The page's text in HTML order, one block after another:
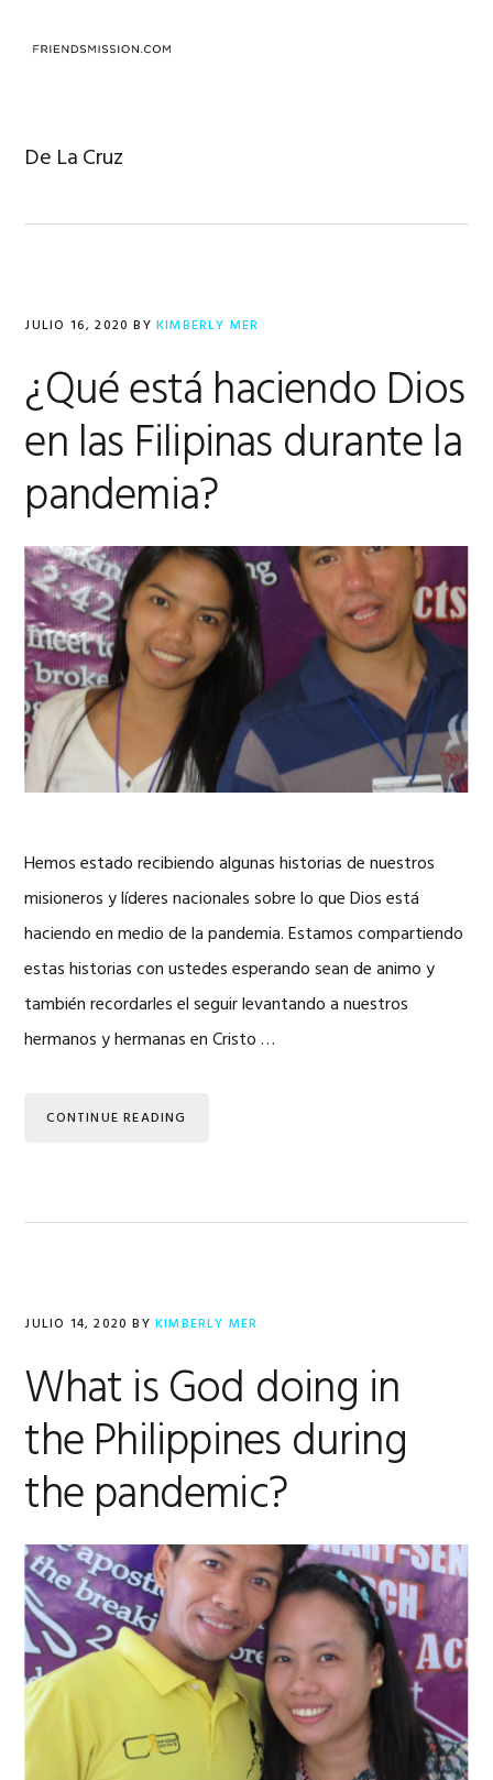
De La Cruz
JULIO 16, 2020 BYKIMBERLY MER
¿Qué está haciendo Dios
en las Filipinas durante la
pandemia?
Hemos estado recibiendo algunas historias de nuestros
misioneros y líderes nacionales sobre lo que Dios está
haciendo en medio de la pandemia. Estamos compartiendo
estas historias con ustedes esperando sean de animo y
también recordarles el seguir levantando a nuestros
hermanos y hermanas en Cristo …
CONTINUE READING
JULIO 14, 2020 BYKIMBERLY MER
What is God doing in
the Philippines during
the pandemic?